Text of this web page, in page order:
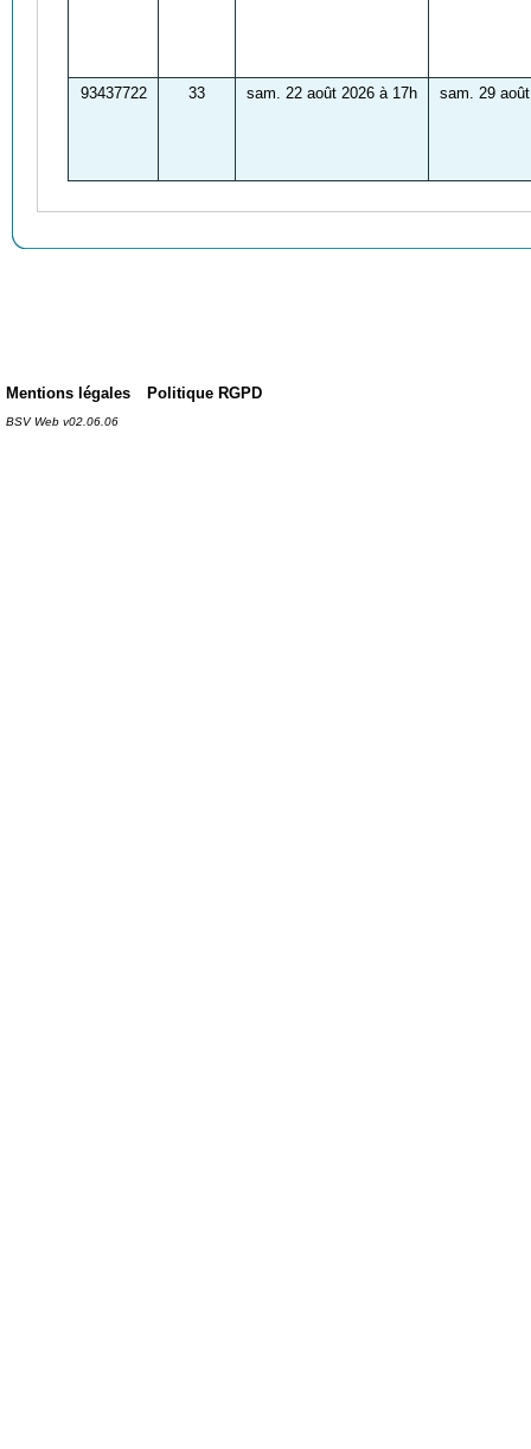
93437722 33 sam. 22 août 2026 à 17h sam. 29
Mentions légales Politique RGPD
BSV Web v02.06.06